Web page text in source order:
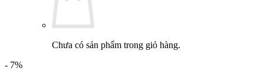
Chưa có sản phẩm trong giỏ hàng.
- 7%